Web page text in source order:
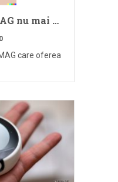
nu mai …
care oferea